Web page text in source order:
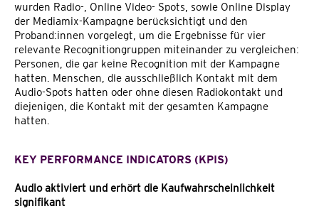
wurden Radio-, Online Video- Spots, sowie Online Display
der Mediamix-Kampagne berücksichtigt und den
Proband:innen vorgelegt, um die Ergebnisse für vier
relevante Recognitiongruppen miteinander zu vergleichen:
Personen, die gar keine Recognition mit der Kampagne
hatten. Menschen, die ausschließlich Kontakt mit dem
Audio-Spots hatten oder ohne diesen Radiokontakt und
diejenigen, die Kontakt mit der gesamten Kampagne
hatten.
KEY PERFORMANCE INDICATORS (KPIS)
Audio aktiviert und erhört die Kaufwahrscheinlichkeit
signifikant